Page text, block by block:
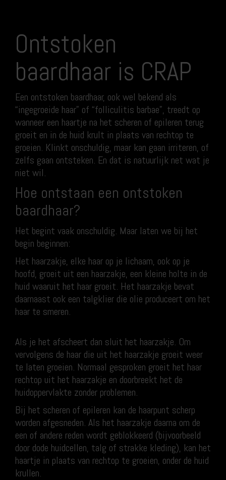
Ontstoken
baardhaar is CRAP
Een ontstoken baardhaar, ook wel bekend als
“ingegroeide haar” of “folliculitis barbae”, treedt op
wanneer een haartje na het scheren of epileren terug
groeit en in de huid krult in plaats van rechtop te
groeien. Klinkt onschuldig, maar kan gaan irriteren, of
zelfs gaan ontsteken. En dat is natuurlijk net wat je
niet wil.
Hoe ontstaan een ontstoken
baardhaar?
Het begint vaak onschuldig. Maar laten we bij het
begin beginnen:
Het haarzakje, elke haar op je lichaam, ook op je
hoofd, groeit uit een haarzakje, een kleine holte in de
huid waaruit het haar groeit. Het haarzakje bevat
daarnaast ook een talgklier die olie produceert om het
haar te smeren.
Als je het afscheert dan sluit het haarzakje. Om
vervolgens de haar die uit het haarzakje groeit weer
te laten groeien. Normaal gesproken groeit het haar
rechtop uit het haarzakje en doorbreekt het de
huidoppervlakte zonder problemen.
Bij het scheren of epileren kan de haarpunt scherp
worden afgesneden. Als het haarzakje daarna om de
een of andere reden wordt geblokkeerd (bijvoorbeeld
door dode huidcellen, talg of strakke kleding), kan het
haartje in plaats van rechtop te groeien, onder de huid
krullen.